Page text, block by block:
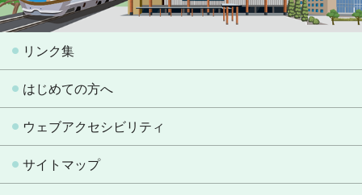
リンク集
はじめての方へ
ウェブアクセシビリティ
サイトマップ